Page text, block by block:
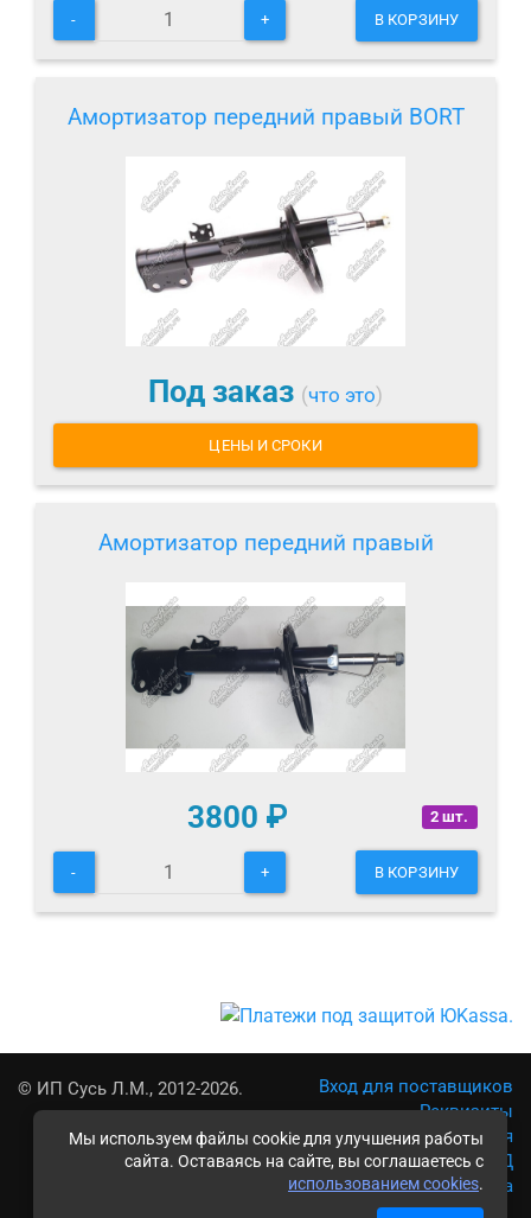
Мы используем файлы cookie для улучшения работы
сайта. Оставаясь на сайте, вы соглашаетесь с
использованием cookies.
- + В КОРЗИНУ
Амортизатор передний правый BORT
Под заказ (что это)
ЦЕНЫ И СРОКИ
Амортизатор передний правый
2 шт.
3800 ₽
- + В КОРЗИНУ
© ИП Сусь Л.М., 2012-2026.
Вход для поставщиков
Реквизиты
Условия использования
Политика обработки ПД
Карта сайта